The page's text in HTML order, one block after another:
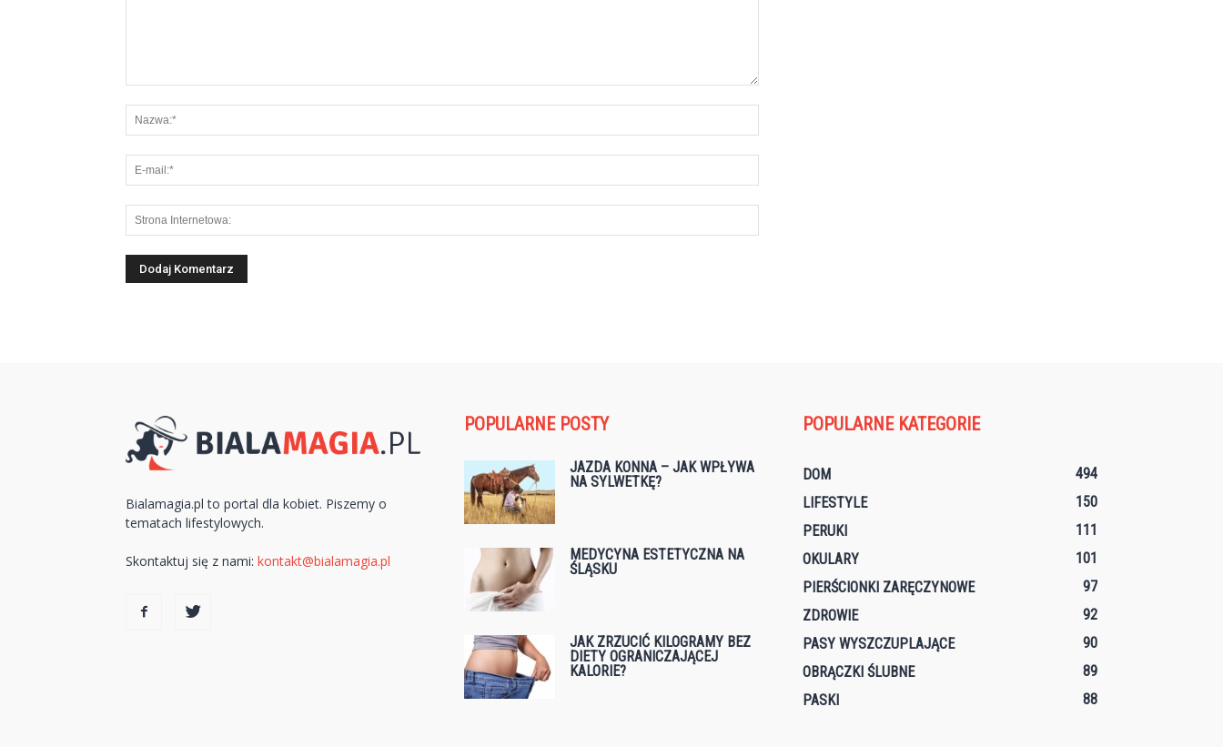
Bialamagia.pl to portal dla kobiet. Piszemy o
tematach lifestylowych.
Skontaktuj się z nami: kontakt@bialamagia.pl
POPULARNE POSTY
JAZDA KONNA – JAK WPŁYWA
NA SYLWETKĘ?
MEDYCYNA ESTETYCZNA NA
ŚLĄSKU
JAK ZRZUCIĆ KILOGRAMY BEZ
DIETY OGRANICZAJĄCEJ
KALORIE?
POPULARNE KATEGORIE
DOM
494
LIFESTYLE
150
PERUKI
111
OKULARY
101
PIERŚCIONKI ZARĘCZYNOWE
97
ZDROWIE
92
PASY WYSZCZUPLAJĄCE
90
OBRĄCZKI ŚLUBNE
89
PASKI
88